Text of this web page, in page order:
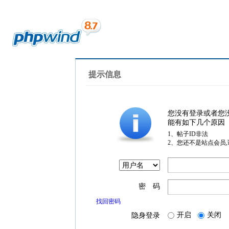
提示信息
您没有登录或者您
能有如下几个原因
1、帖子ID非法
2、您还不是站点会员
密 码
找回密码
隐身登录 开启 关闭